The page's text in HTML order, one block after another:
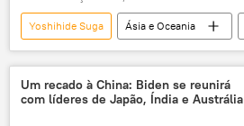
Yoshihide Suga Ásia e Oceania
Notícias
Coreia do Norte
Coreia do Sul
Pyongyang
Um recado à China: Biden se reunirá
com líderes de Japão, Índia e Austrália